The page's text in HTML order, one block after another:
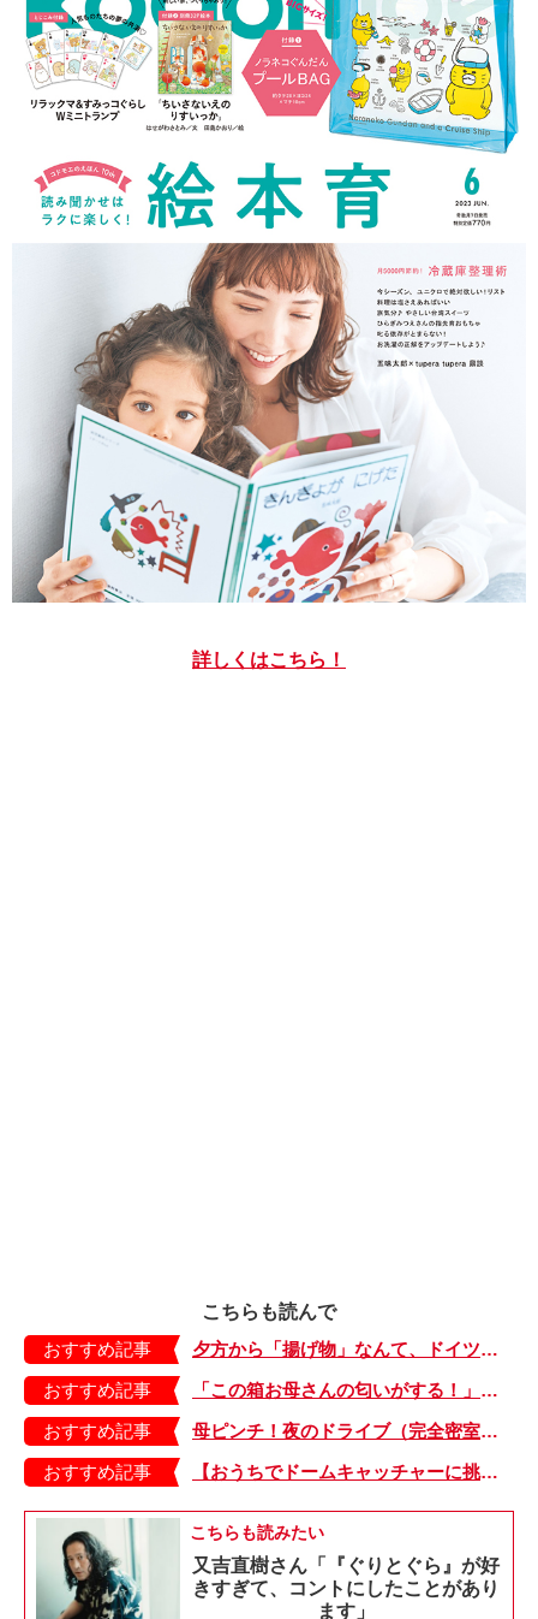
詳しくはこちら！
こちらも読んで
おすすめ記事
夕方から「揚げ物」なんて、ドイツでは誰もしません。１日の疲れがどーっと出る時間帯、お母さんも料理どころではない！【日登美のタベコト in Berlin・49】
おすすめ記事
「この箱お母さんの匂いがする！」その匂いの正体は…。悪気ゼロの娘に言われてショックを受けたこと【大きくなってく娘と私・76】
おすすめ記事
母ピンチ！夜のドライブ（完全密室）で、始まった娘の癇癪。救ってくれたのは夜空のお月様。【オヤコポンチ・44】
おすすめ記事
【おうちでドームキャッチャーに挑戦だ】アンパンマン わくわくドームキャッチャー
こちらも読みたい
又吉直樹さん「『ぐりとぐら』が好
きすぎて、コントにしたことがあり
ます」